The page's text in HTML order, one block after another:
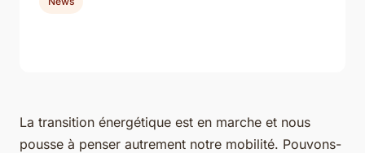
La transition énergétique est en marche et nous
pousse à penser autrement notre mobilité. Pouvons-